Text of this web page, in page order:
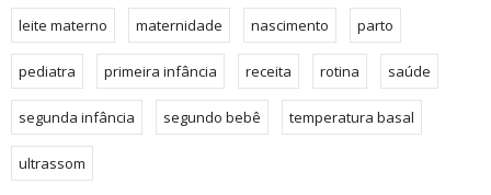
leite materno maternidade nascimento parto
pediatra primeira infância receita rotina saúde
segunda infância segundo bebê temperatura basal
ultrassom